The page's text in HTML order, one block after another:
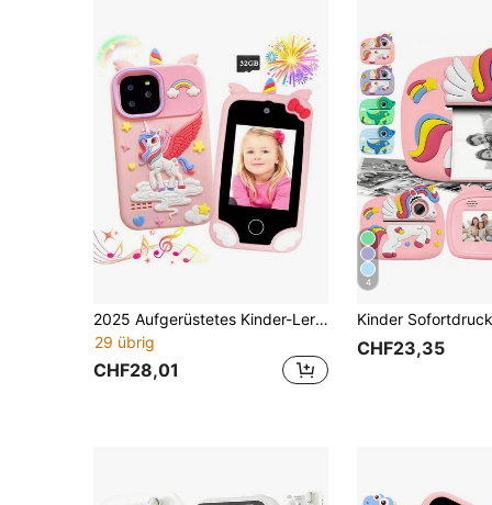
2025 Aufgerüstetes Kinder-Lerntelefon, 2,8" Touchscreen, 32GB Speicher, integrierte MINT-Spiele & Sprachlernen, 20 kreative Rahmen, stoßfestes Design, tolles Vorschulgeschenk (geeignet für 3-8 Jahre)
29 übrig
CHF28,01
4
CHF23,35